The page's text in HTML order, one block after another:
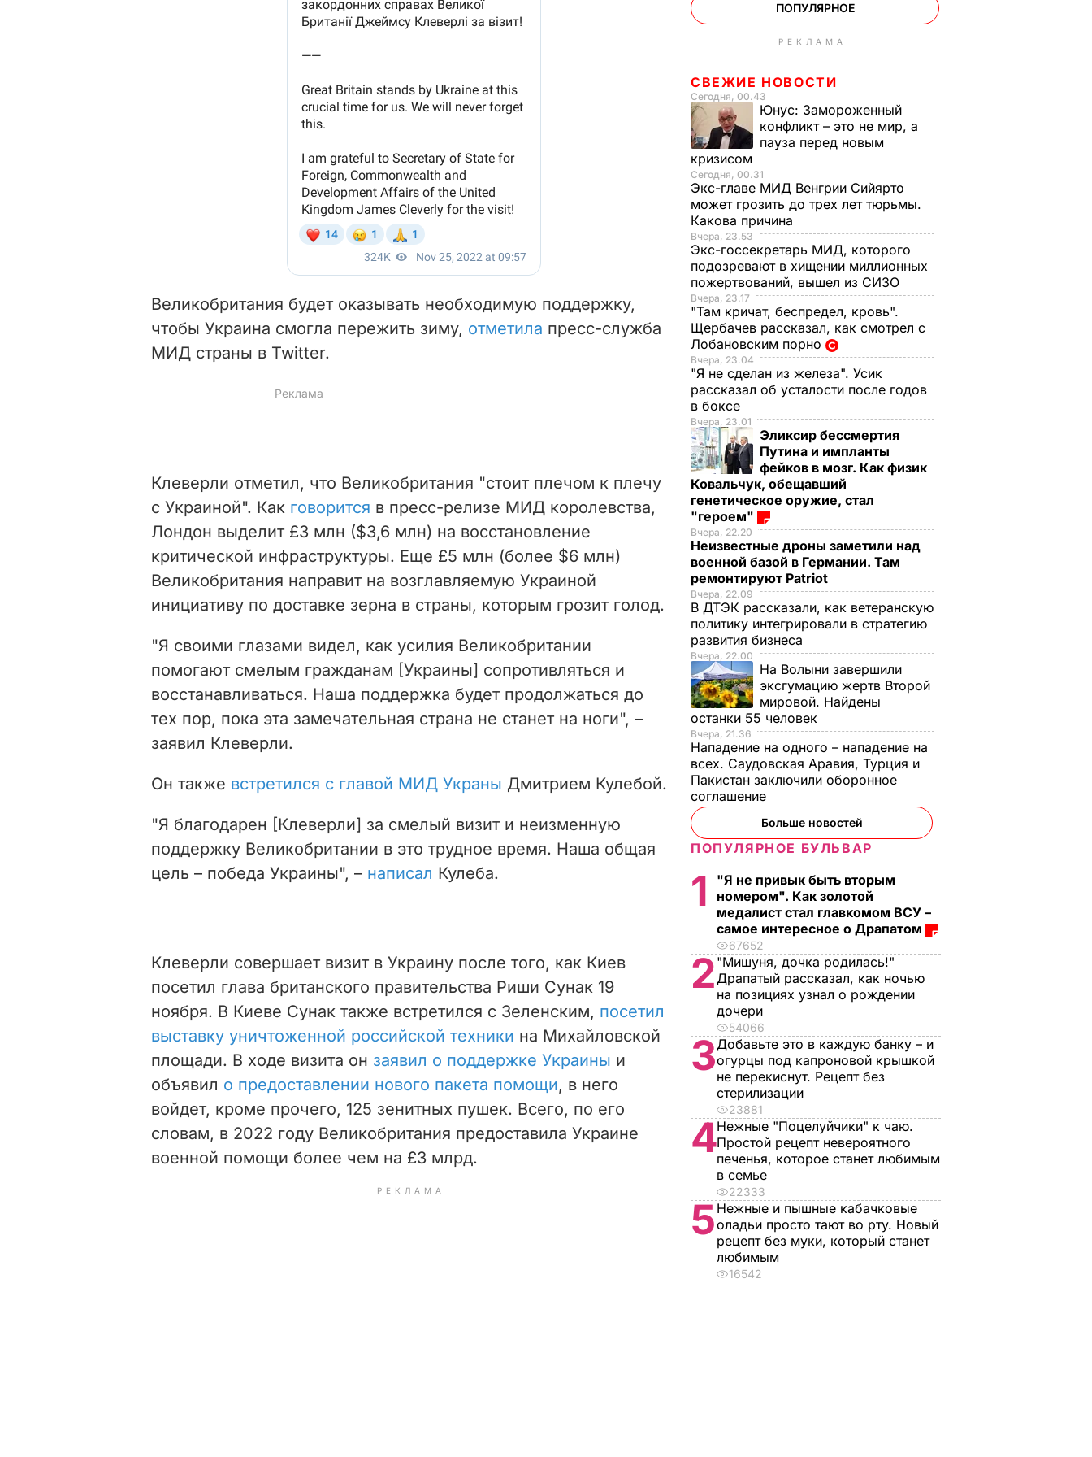
Великобритания будет оказывать необходимую поддержку,
чтобы Украина смогла пережить зиму, отметила пресс-служба
МИД страны в Twitter.
Клеверли отметил, что Великобритания "стоит плечом к плечу
с Украиной". Как говорится в пресс-релизе МИД королевства,
Лондон выделит £3 млн ($3,6 млн) на восстановление
критической инфраструктуры. Еще £5 млн (более $6 млн)
Великобритания направит на возглавляемую Украиной
инициативу по доставке зерна в страны, которым грозит голод.
"Я своими глазами видел, как усилия Великобритании
помогают смелым гражданам [Украины] сопротивляться и
восстанавливаться. Наша поддержка будет продолжаться до
тех пор, пока эта замечательная страна не станет на ноги", –
заявил Клеверли.
Он также встретился с главой МИД Украны Дмитрием Кулебой.
"Я благодарен [Клеверли] за смелый визит и неизменную
поддержку Великобритании в это трудное время. Наша общая
цель – победа Украины", – написал Кулеба.
Клеверли совершает визит в Украину после того, как Киев
посетил глава британского правительства Риши Сунак 19
ноября. В Киеве Сунак также встретился с Зеленским, посетил
выставку уничтоженной российской техники на Михайловской
площади. В ходе визита он заявил о поддержке Украины и
объявил о предоставлении нового пакета помощи, в него
войдет, кроме прочего, 125 зенитных пушек. Всего, по его
словам, в 2022 году Великобритания предоставила Украине
военной помощи более чем на £3 млрд.
РЕКЛАМА
ПОПУЛЯРНОЕ
РЕКЛАМА
СВЕЖИЕ НОВОСТИ
Сегодня, 00.43
Юнус: Замороженный
конфликт – это не мир, а
пауза перед новым
кризисом
Сегодня, 00.31
Экс-главе МИД Венгрии Сийярто
может грозить до трех лет тюрьмы.
Какова причина
Вчера, 23.53
Экс-госсекретарь МИД, которого
подозревают в хищении миллионных
пожертвований, вышел из СИЗО
Вчера, 23.17
"Там кричат, беспредел, кровь".
Щербачев рассказал, как смотрел с
Лобановским порно
Вчера, 23.04
"Я не сделан из железа". Усик
рассказал об усталости после годов
в боксе
Вчера, 23.01
Эликсир бессмертия
Путина и импланты
фейков в мозг. Как физик
Ковальчук, обещавший
генетическое оружие, стал
"героем"
Вчера, 22.20
Неизвестные дроны заметили над
военной базой в Германии. Там
ремонтируют Patriot
Вчера, 22.09
В ДТЭК рассказали, как ветеранскую
политику интегрировали в стратегию
развития бизнеса
Вчера, 22.00
На Волыни завершили
эксгумацию жертв Второй
мировой. Найдены
останки 55 человек
Вчера, 21.36
Нападение на одного – нападение на
всех. Саудовская Аравия, Турция и
Пакистан заключили оборонное
соглашение
Больше новостей
ПОПУЛЯРНОЕ БУЛЬВАР
1
"Я не привык быть вторым
номером". Как золотой
медалист стал главкомом ВСУ –
самое интересное о Драпатом
67652
2 "Мишуня, дочка родилась!"
Драпатый рассказал, как ночью
на позициях узнал о рождении
дочери
54066
3Добавьте это в каждую банку – и
огурцы под капроновой крышкой
не перекиснут. Рецепт без
стерилизации
23881
4Нежные "Поцелуйчики" к чаю.
Простой рецепт невероятного
печенья, которое станет любимым
в семье
22333
5 Нежные и пышные кабачковые
оладьи просто тают во рту. Новый
рецепт без муки, который станет
любимым
16542